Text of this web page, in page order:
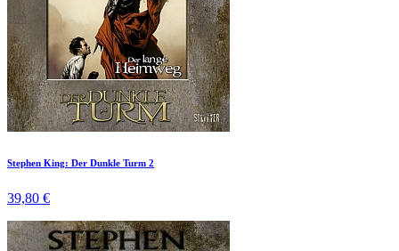
Stephen King: Der Dunkle Turm 2
39,80 €